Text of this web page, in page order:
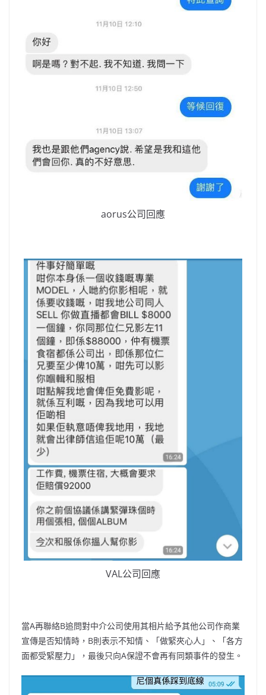
aorus公司回應
VAL公司回應
當A再聯絡B追問對中介公司使用其相片給予其他公司作商業
宣傳是否知情時，B則表示不知情、「做緊夾心人」、「各方
面都受緊壓力」，最後只向A保證不會再有同類事件的發生。